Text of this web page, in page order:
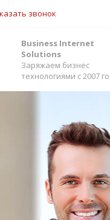
звонок
Business Internet
Solutions
Заряжаем бизнес
технологиями с 2007